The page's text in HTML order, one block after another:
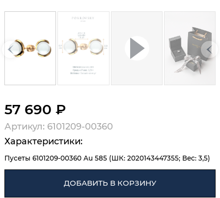
57 690 ₽
Артикул: 6101209-00360
Характеристики:
Пусеты 6101209-00360 Au 585 (ШК: 2020143447355; Вес: 3,5)
ДОБАВИТЬ В КОРЗИНУ